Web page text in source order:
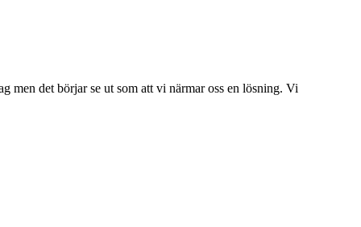
men det börjar se ut som att vi närmar oss en lösning. Vi